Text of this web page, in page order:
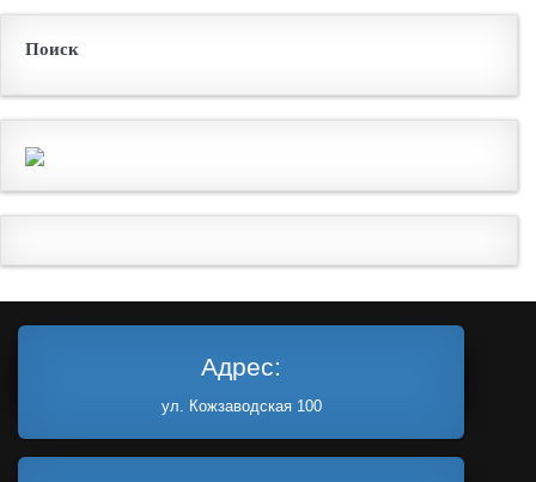
Поиск
Адрес:
ул. Кожзаводская 100